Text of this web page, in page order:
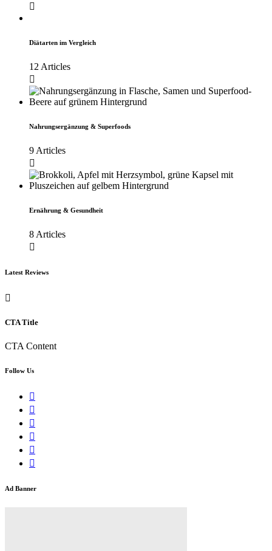
Diätarten im Vergleich
12 Articles
Nahrungsergänzung & Superfoods
9 Articles
Ernährung & Gesundheit
8 Articles
Latest Reviews
CTA Title
CTA Content
Follow Us
Ad Banner